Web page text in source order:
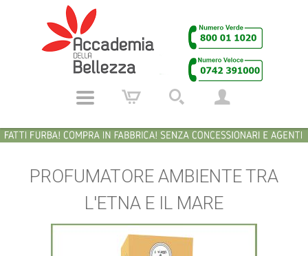
PROFUMATORE AMBIENTE TRA
L'ETNA E IL MARE